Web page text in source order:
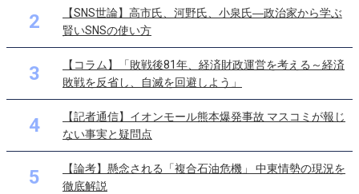
2
【SNS世論】高市氏、河野氏、小泉氏―政治家から学ぶ
賢いSNSの使い方
3
【コラム】「敗戦後81年、経済財政運営を考える～経済
敗戦を反省し、自滅を回避しよう」
4
【記者通信】イオンモール熊本爆発事故 マスコミが報じ
ない事実と疑問点
5
【論考】懸念される「複合石油危機」 中東情勢の現況を
徹底解説